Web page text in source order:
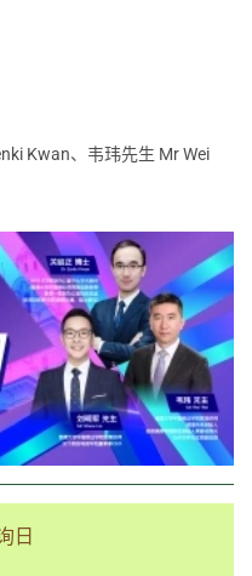
Kwan、韦玮先生 Mr Wei
日